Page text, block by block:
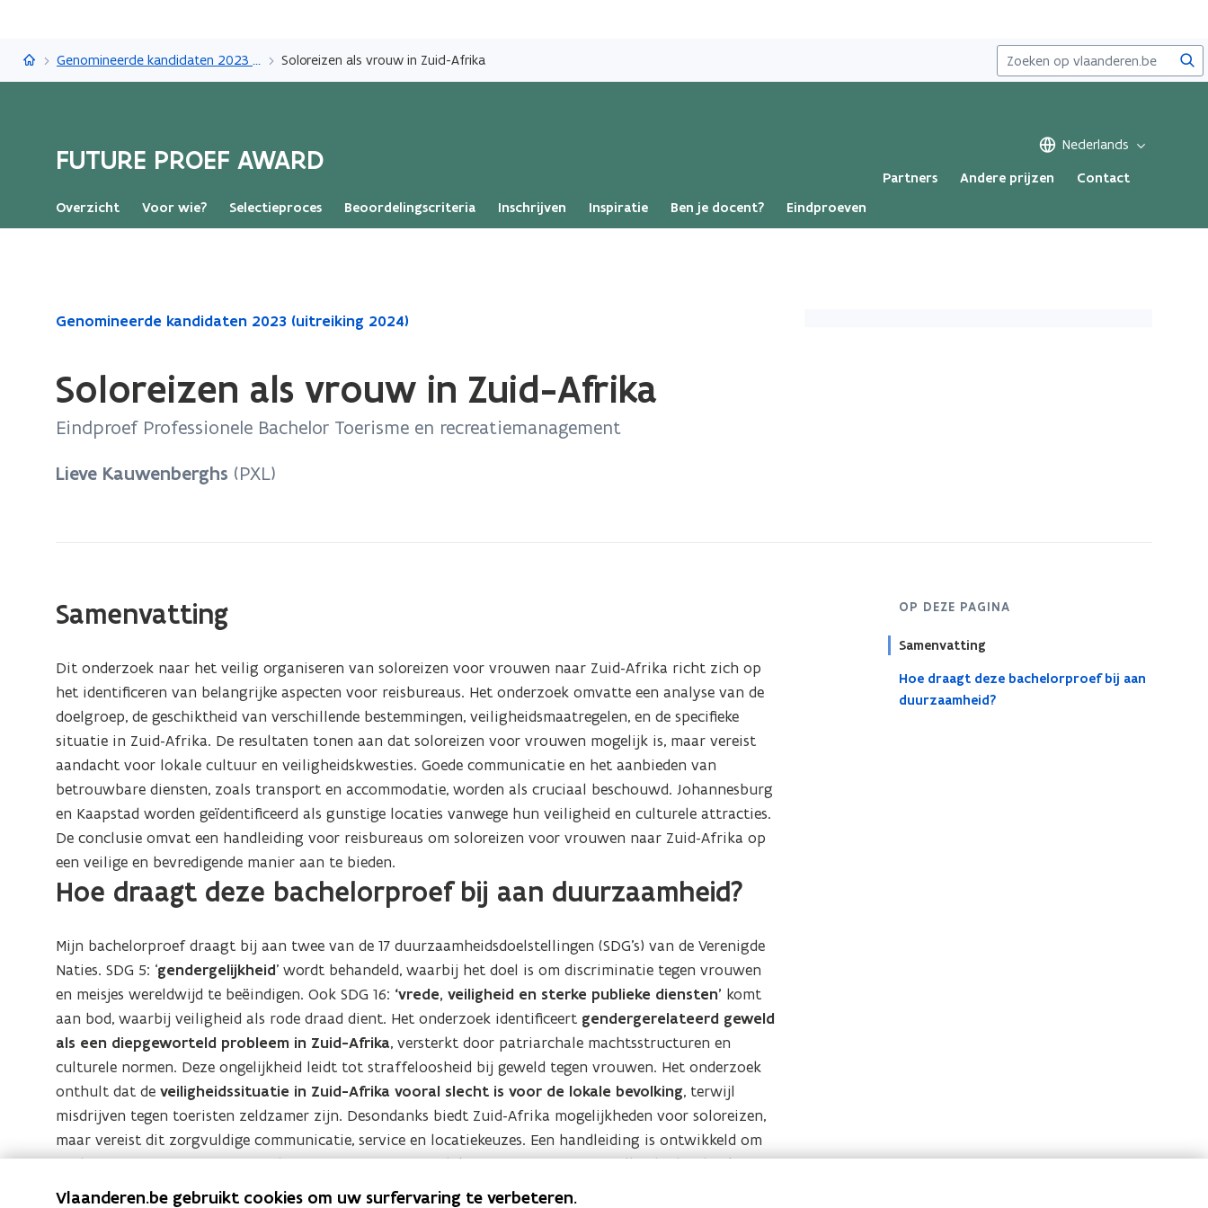
naar
FUTURE PROEF AWARD Genomineerde kandidaten 2023 (uitreiking 2024) Soloreizen als vrouw in Zuid-Afrika
FUTURE PROEF AWARD Nederlands
Partners Andere prijzen
Contact
Overzicht
Voor wie? Selectieproces Beoordelingscriteria Inschrijven Inspiratie Ben je docent? Eindproeven
Gedaan
bevindt
Afrika
Genomineerde kandidaten 2023 (uitreiking 2024)
Soloreizen als vrouw in Zuid-Afrika
Eindproef Professionele Bachelor Toerisme en recreatiemanagement
Lieve Kauwenberghs (PXL)
OP DEZE PAGINA
Samenvatting
Hoe draagt deze bachelorproef bij aan
duurzaamheid?
Samenvatting
Dit onderzoek naar het veilig organiseren van soloreizen voor vrouwen naar Zuid-Afrika richt zich op
het identificeren van belangrijke aspecten voor reisbureaus. Het onderzoek omvatte een analyse van de
doelgroep, de geschiktheid van verschillende bestemmingen, veiligheidsmaatregelen, en de specifieke
situatie in Zuid-Afrika. De resultaten tonen aan dat soloreizen voor vrouwen mogelijk is, maar vereist
aandacht voor lokale cultuur en veiligheidskwesties. Goede communicatie en het aanbieden van
betrouwbare diensten, zoals transport en accommodatie, worden als cruciaal beschouwd. Johannesburg
en Kaapstad worden geïdentificeerd als gunstige locaties vanwege hun veiligheid en culturele attracties.
De conclusie omvat een handleiding voor reisbureaus om soloreizen voor vrouwen naar Zuid-Afrika op
een veilige en bevredigende manier aan te bieden.
Hoe draagt deze bachelorproef bij aan duurzaamheid?
Mijn bachelorproef draagt bij aan twee van de 17 duurzaamheidsdoelstellingen (SDG’s) van de Verenigde
Naties. SDG 5: ‘gendergelijkheid’ wordt behandeld, waarbij het doel is om discriminatie tegen vrouwen
en meisjes wereldwijd te beëindigen. Ook SDG 16: ‘vrede, veiligheid en sterke publieke diensten’ komt
aan bod, waarbij veiligheid als rode draad dient. Het onderzoek identificeert gendergerelateerd geweld
als een diepgeworteld probleem in Zuid-Afrika, versterkt door patriarchale machtsstructuren en
culturele normen. Deze ongelijkheid leidt tot straffeloosheid bij geweld tegen vrouwen. Het onderzoek
onthult dat deveiligheidssituatie in Zuid-Afrika vooral slecht is voor de lokale bevolking, terwijl
misdrijven tegen toeristen zeldzamer zijn. Desondanks biedt Zuid-Afrika mogelijkheden voor soloreizen,
maar vereist dit zorgvuldige communicatie, service en locatiekeuzes. Een handleiding is ontwikkeld om
reisbureaus te informeren over deze aspecten en vrouwelijke reizigers gerust te stellen bij het boeken
van soloreizen naar Zuid-Afrika.
Vlaanderen.be gebruikt cookies om uw surfervaring te verbeteren.